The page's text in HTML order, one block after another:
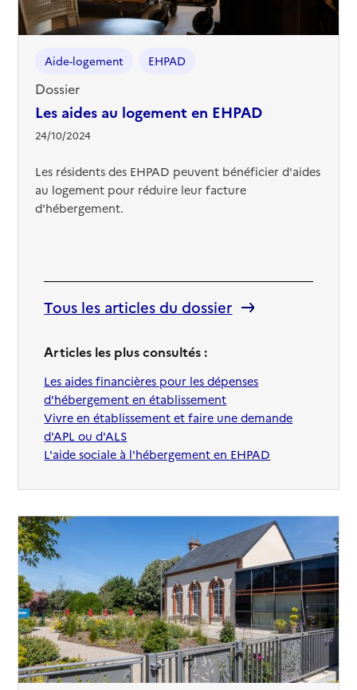
Les aides au logement en EHPAD
24/10/2024
Aide-logement EHPAD
Dossier
Les résidents des EHPAD peuvent bénéficier d'aides
au logement pour réduire leur facture
d'hébergement.
Tous les articles du dossier
Articles les plus consultés :
Les aides financières pour les dépenses
d'hébergement en établissement
Vivre en établissement et faire une demande
d'APL ou d'ALS
L'aide sociale à l'hébergement en EHPAD